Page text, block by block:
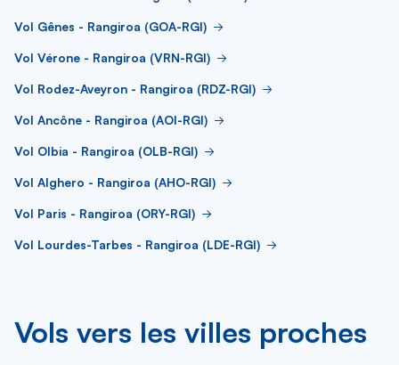
Vol Gênes - Rangiroa (GOA-RGI)
Vol Vérone - Rangiroa (VRN-RGI)
Vol Rodez-Aveyron - Rangiroa (RDZ-RGI)
Vol Ancône - Rangiroa (AOI-RGI)
Vol Olbia - Rangiroa (OLB-RGI)
Vol Alghero - Rangiroa (AHO-RGI)
Vol Paris - Rangiroa (ORY-RGI)
Vol Lourdes-Tarbes - Rangiroa (LDE-RGI)
Vols vers les villes proches